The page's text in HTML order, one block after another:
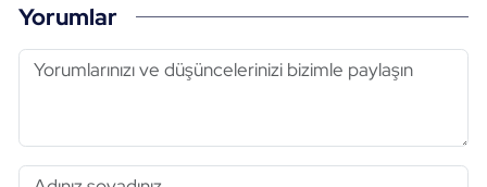
Yorumlar